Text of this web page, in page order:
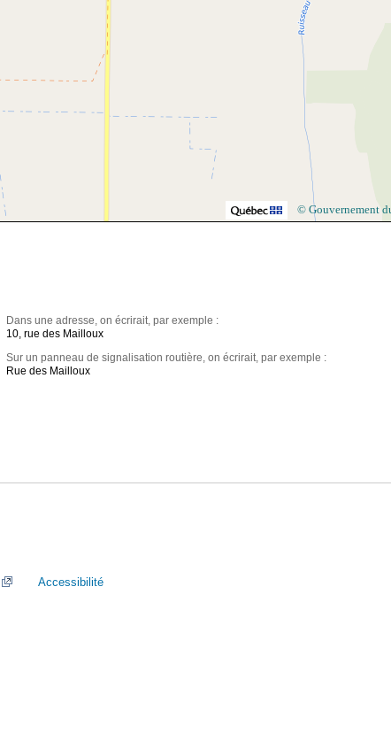
© Gouvernement
Dans une adresse, on écrirait, par exemple :
10, rue des Mailloux
Sur un panneau de signalisation routière, on écrirait, par exemple :
Rue des Mailloux
Accessibilité